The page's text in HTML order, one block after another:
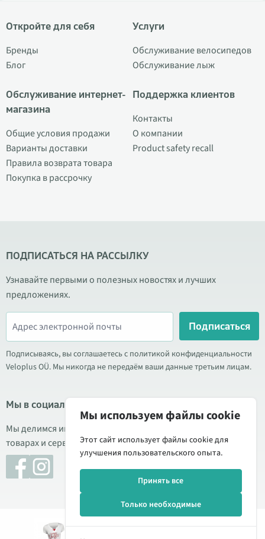
Добавить
Откройте для себя
Бренды
Блог
Обслуживание интернет-
магазина
Общие условия продажи
Варианты доставки
Правила возврата товара
Покупка в рассрочку
Услуги
Обслуживание велосипедов
Обслуживание лыж
Поддержка клиентов
Контакты
О компании
Product safety recall
ПОДПИСАТЬСЯ НА РАССЫЛКУ
Узнавайте первыми о полезных новостях и лучших
предложениях.
Подписаться
Подписываясь, вы соглашаетесь с политикой конфиденциальности
Veloplus OÜ. Мы никогда не передаём ваши данные третьим лицам.
Мы в социальных сетях
Мы делимся информацией о выгодных акциях, новых
товарах и сервисе. Иногда публикуем обзоры продукции.
© 2026 Veloplus OÜ. Все права защищены
Мы используем файлы cookie
Этот сайт использует файлы cookie для
улучшения пользовательского опыта.
Принять все
Только необходимые